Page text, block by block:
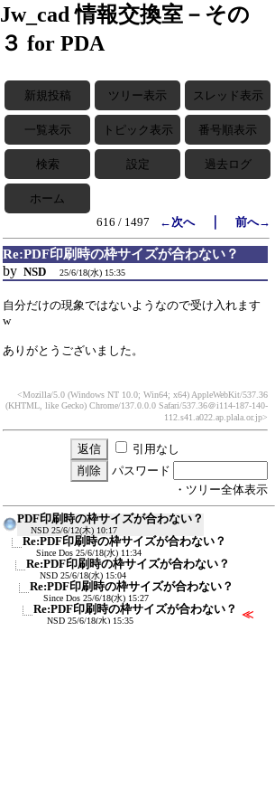
Jw_cad 情報交換室－その
３ for PDA
新規投稿 ツリー表示 スレッド表示
一覧表示 トピック表示 番号順表示
検索 設定 過去ログ
ホーム
616 / 1497
←次へ｜ 前へ→
Re:PDF印刷時の枠サイズが合わない？
by NSD 25/6/18(水) 15:35
自分だけの現象ではないようなので受け入れます
w
ありがとうございました。
<Mozilla/5.0 (Windows NT 10.0; Win64; x64) AppleWebKit/537.36
(KHTML, like Gecko) Chrome/137.0.0.0 Safari/537.36＠i114-187-140-
112.s41.a022.ap.plala.or.jp>
引用なし
パスワード
・ツリー全体表示
PDF印刷時の枠サイズが合わない？
NSD 25/6/12(木) 10:17
Re:PDF印刷時の枠サイズが合わない？
Since Dos 25/6/18(水) 11:34
Re:PDF印刷時の枠サイズが合わない？
NSD 25/6/18(水) 15:04
Re:PDF印刷時の枠サイズが合わない？
Since Dos 25/6/18(水) 15:27
Re:PDF印刷時の枠サイズが合わない？
NSD 25/6/18(水) 15:35 ≪